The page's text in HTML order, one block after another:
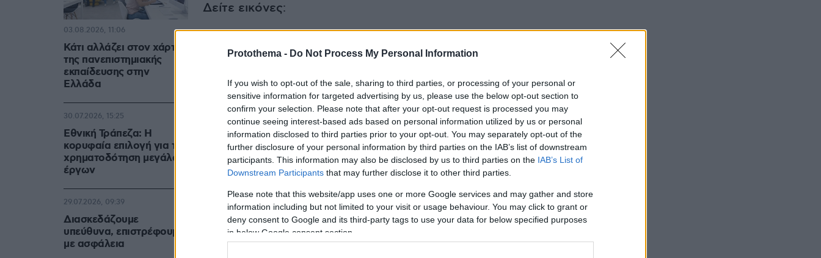
Protothema - Do Not Process My Personal Information
If you wish to opt-out of the sale, sharing to third parties, or processing of your personal or
sensitive information for targeted advertising by us, please use the below opt-out section to
confirm your selection. Please note that after your opt-out request is processed you may
continue seeing interest-based ads based on personal information utilized by us or personal
information disclosed to third parties prior to your opt-out. You may separately opt-out of the
further disclosure of your personal information by third parties on the IAB’s list of downstream
participants. This information may also be disclosed by us to third parties on the IAB’s List of
Downstream Participants that may further disclose it to other third parties.
Please note that this website/app uses one or more Google services and may gather and store
information including but not limited to your visit or usage behaviour. You may click to grant or
deny consent to Google and its third-party tags to use your data for below specified purposes
in below Google consent section.
Δείτε εικόνες:
Κάτι αλλάζει στον χάρτη
της πανεπιστημιακής
εκπαίδευσης στην
Ελλάδα
03.08.2026, 11:06
Εθνική Τράπεζα: Η
κορυφαία επιλογή για τη
χρηματοδότηση μεγάλων
έργων
30.07.2026, 15:25
Διασκεδάζουμε
υπεύθυνα, επιστρέφουμε
με ασφάλεια
29.07.2026, 09:39